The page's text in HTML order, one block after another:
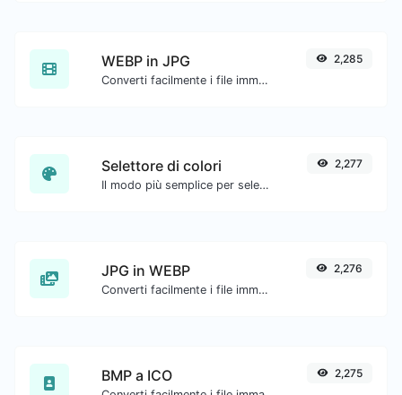
WEBP in JPG
Converti facilmente i file immagine WEBP in JPG.
2,285
Selettore di colori
Il modo più semplice per selezionare un colore dalla ruota dei colori e ottenere i risultati in qualsiasi formato.
2,277
JPG in WEBP
Converti facilmente i file immagine JPG in WEBP.
2,276
BMP a ICO 2,275